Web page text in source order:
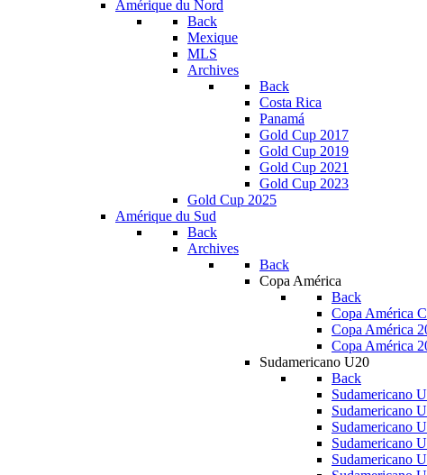
Amérique du Nord
Back
Mexique
MLS
Archives
Back
Costa Rica
Panamá
Gold Cup 2017
Gold Cup 2019
Gold Cup 2021
Gold Cup 2023
Gold Cup 2025
Amérique du Sud
Back
Archives
Back
Copa América
Back
Copa América
Copa América
Copa América
Sudamericano U20
Back
Sudamericano
Sudamericano
Sudamericano
Sudamericano
Sudamericano